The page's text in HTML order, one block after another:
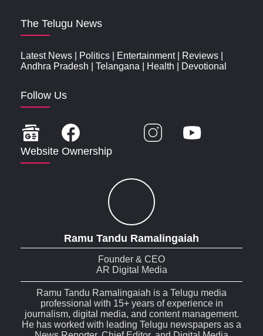
The Telugu News
Latest News Politics Entertainment| Reviews
Andhra Pradesh
Telangana Health Devotional
Follow Us
Website Ownership
Ramu Tandu Ramalingaiah
Founder & CEO
AR Digital Media
Ramu Tandu Ramalingaiah is a Telugu media
professional with 15+ years of experience in
journalism, digital media, and content management.
He has worked with leading Telugu newspapers as a